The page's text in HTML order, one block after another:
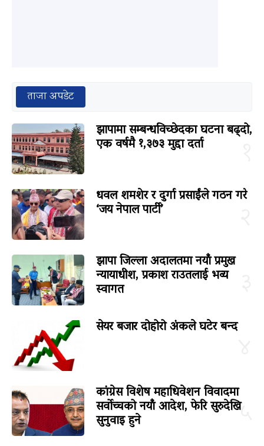
ताजा अपडेट
झापामा सम्बन्धविच्छेदका घटना बढ्दो,
एक वर्षमै १,३७३ मुद्दा दर्ता
धवल शमशेर र दुर्गा प्रसाईंले गठन गरे
‘जय नेपाल पार्टी’
झापा जिल्ला अदालतमा नयाँ प्रमुख
न्यायाधीश, प्रकाश राउतलाई भव्य
स्वागत
सेयर बजार दोहोरो अंकले घटेर बन्द
५
कांग्रेस विशेष महाधिवेशन विवादमा
सर्वोच्चको नयाँ आदेश, फेरि सुरुदेखि
सुनुवाइ हुने